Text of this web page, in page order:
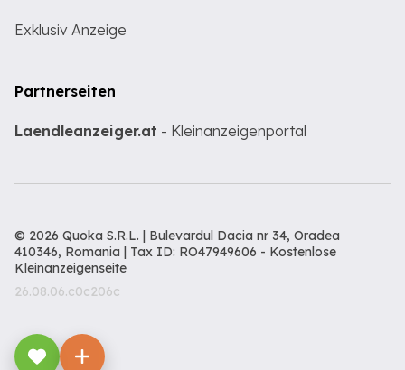
Exklusiv Anzeige
Partnerseiten
Laendleanzeiger.at - Kleinanzeigenportal
© 2026 Quoka S.R.L. | Bulevardul Dacia nr 34, Oradea
410346, Romania | Tax ID: RO47949606 - Kostenlose
Kleinanzeigenseite
26.08.06.c0c206c